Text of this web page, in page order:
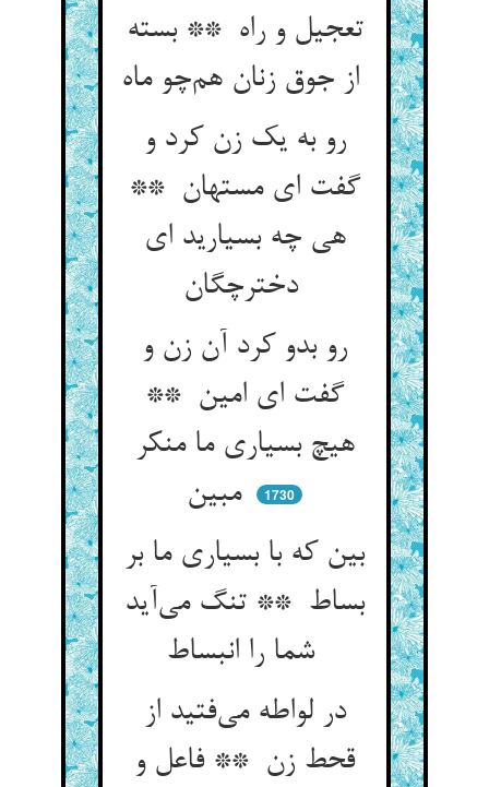
تعجیل و راه ** بسته
رو به یک زن کرد و
گفت ای مستهان **
هی چه بسیارید ای
دخترچگان
رو بدو کرد آن زن و
گفت ای امین **
هیچ بسیاری ما منکر
مبین
1730
بین که با بسیاری ما بر
بساط ** تنگ می‌آید
شما را انبساط
در لواطه می‌فتید از
قحط زن ** فاعل و